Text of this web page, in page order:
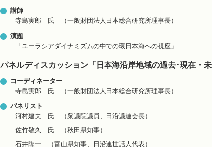
講師
寺島実郎 氏 （一般財団法人日本総合研究所理事長）
演題
「ユーラシアダイナミズムの中での環日本海への視座」
パネルディスカッション「日本海沿岸地域の過去･現在・
コーディネーター
寺島実郎 氏 （一般財団法人日本総合研究所理事長）
パネリスト
河村建夫 氏 （衆議院議員、日沿議連会長）
佐竹敬久 氏 （秋田県知事）
石井隆一 （富山県知事、日沿連世話人代表）